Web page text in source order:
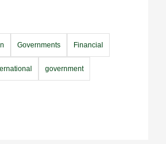
Governments Financial
government